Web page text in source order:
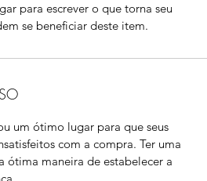
para escrever o que torna seu
se beneficiar deste item.
um ótimo lugar para que seus
com a compra. Ter uma
maneira de estabelecer a